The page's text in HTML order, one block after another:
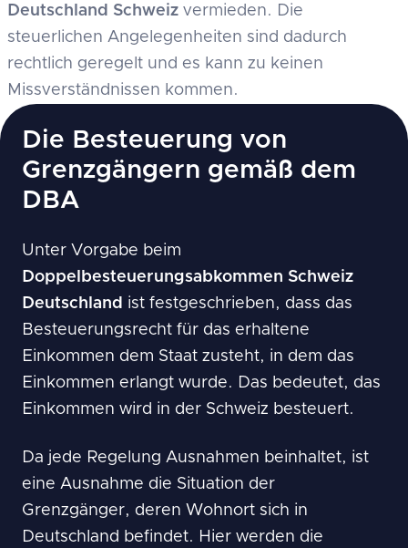
Deutschland Schweiz vermieden. Die
steuerlichen Angelegenheiten sind dadurch
rechtlich geregelt und es kann zu keinen
Missverständnissen kommen.
Die Besteuerung von
Grenzgängern gemäß dem
DBA
Unter Vorgabe beim
Doppelbesteuerungsabkommen Schweiz
Deutschland ist festgeschrieben, dass das
Besteuerungsrecht für das erhaltene
Einkommen dem Staat zusteht, in dem das
Einkommen erlangt wurde. Das bedeutet, das
Einkommen wird in der Schweiz besteuert.
Da jede Regelung Ausnahmen beinhaltet, ist
eine Ausnahme die Situation der
Grenzgänger, deren Wohnort sich in
Deutschland befindet. Hier werden die